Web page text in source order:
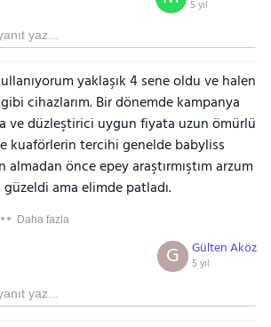
5 yıl
yaklaşık 4 sene oldu ve halen
cihazlarım. Bir dönemde kampanya
ve düzleştirici uygun fiyata uzun ömürlü
kuaförlerin tercihi genelde babyliss
almadan önce epey araştırmıştım arzum
güzeldi ama elimde patladı.
Daha fazla
Gülten Aköz
5 yıl
G